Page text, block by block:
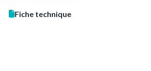
Fiche technique